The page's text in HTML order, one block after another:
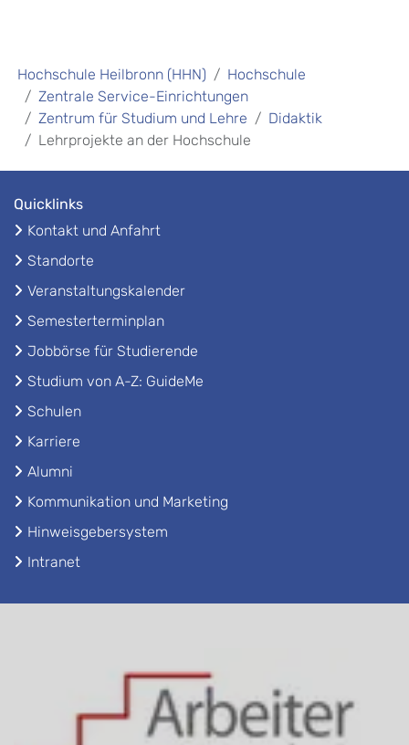
Hochschule Heilbronn (HHN)
Hochschule
Zentrale Service-Einrichtungen
Zentrum für Studium und Lehre
Didaktik
Lehrprojekte an der Hochschule
Quicklinks
Kontakt und Anfahrt
Standorte
Veranstaltungskalender
Semesterterminplan
Jobbörse für Studierende
Studium von A-Z: GuideMe
Schulen
Karriere
Alumni
Kommunikation und Marketing
Hinweisgebersystem
Intranet